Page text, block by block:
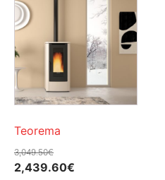
Teorema
3,049.50€
Izvorna
2,439.60€